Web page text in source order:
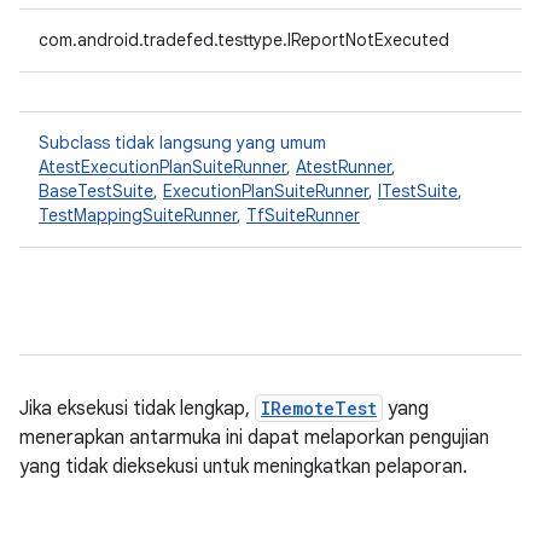
com.android.tradefed.testtype.IReportNotExecuted
Subclass tidak langsung yang umum
AtestExecutionPlanSuiteRunner, AtestRunner,
BaseTestSuite, ExecutionPlanSuiteRunner, ITestSuite,
TestMappingSuiteRunner, TfSuiteRunner
Jika eksekusi tidak lengkap, IRemoteTest yang
menerapkan antarmuka ini dapat melaporkan pengujian
yang tidak dieksekusi untuk meningkatkan pelaporan.